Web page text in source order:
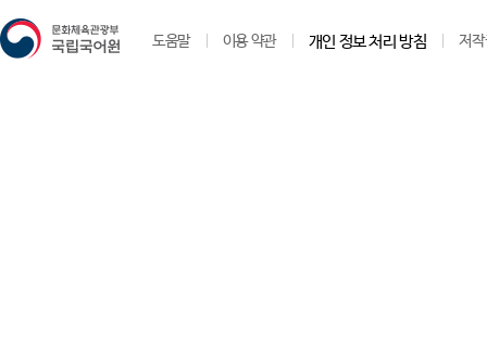
도움말 이용 약관 개인 정보 처리 방침 저